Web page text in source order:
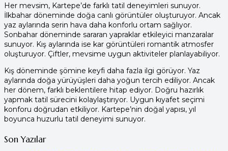
Her mevsim, Kartepe’de farklı tatil deneyimleri sunuyor.
İlkbahar döneminde doğa canlı görüntüler oluşturuyor. Ancak
yaz aylarında serin hava daha konforlu ortam sağlıyor.
Sonbahar döneminde sararan yapraklar etkileyici manzaralar
sunuyor. Kış aylarında ise kar görüntüleri romantik atmosfer
oluşturuyor. Çiftler, mevsime uygun aktiviteler planlayabiliyor.
Kış döneminde şömine keyfi daha fazla ilgi görüyor. Yaz
aylarında doğa yürüyüşleri daha yoğun tercih ediliyor. Ancak
her dönem, farklı beklentilere hitap ediyor. Doğru hazırlık
yapmak tatil sürecini kolaylaştırıyor. Uygun kıyafet seçimi
konforu doğrudan etkiliyor. Kartepe’nin doğal yapısı, yıl
boyunca huzurlu tatil deneyimi sunuyor.
Son Yazılar